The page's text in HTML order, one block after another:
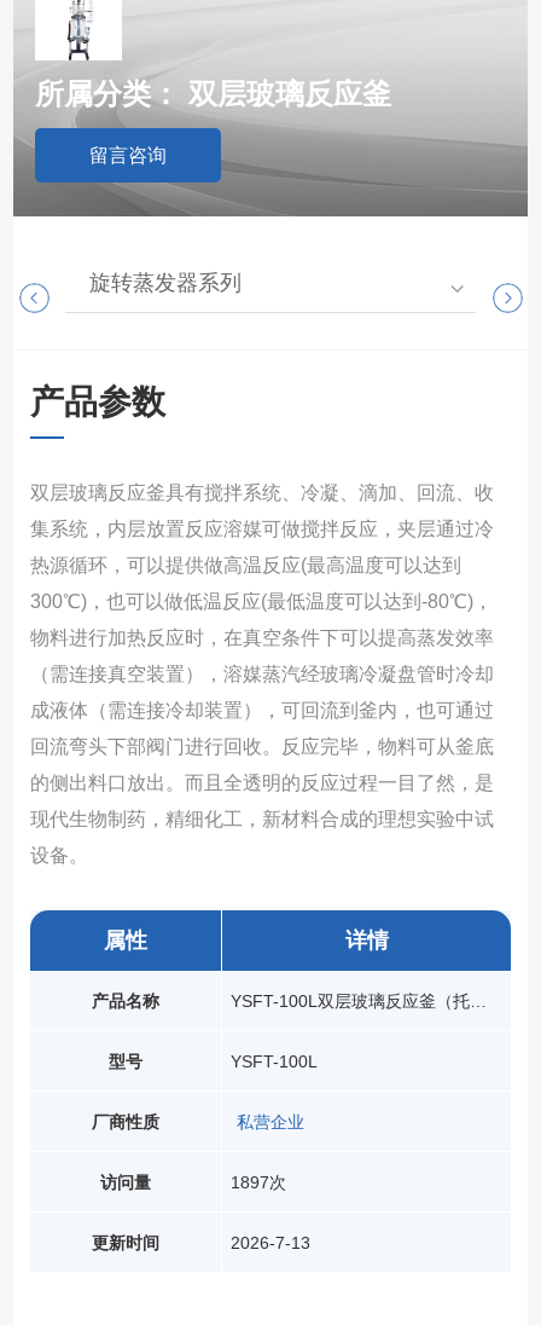
所属分类： 双层玻璃反应釜
留言咨询
旋转蒸发器系列 高
产品参数
双层玻璃反应釜具有搅拌系统、冷凝、滴加、回流、收
集系统，内层放置反应溶媒可做搅拌反应，夹层通过冷
热源循环，可以提供做高温反应(最高温度可以达到
300℃)，也可以做低温反应(最低温度可以达到-80℃)，
物料进行加热反应时，在真空条件下可以提高蒸发效率
（需连接真空装置），溶媒蒸汽经玻璃冷凝盘管时冷却
成液体（需连接冷却装置），可回流到釜内，也可通过
回流弯头下部阀门进行回收。反应完毕，物料可从釜底
的侧出料口放出。而且全透明的反应过程一目了然，是
现代生物制药，精细化工，新材料合成的理想实验中试
设备。
属性
产品名称
型号
厂商性质
访问量
更新时间
详情
YSFT-100L双层玻璃反应釜（托盘型）
YSFT-100L
私营企业
1897次
2026-7-13